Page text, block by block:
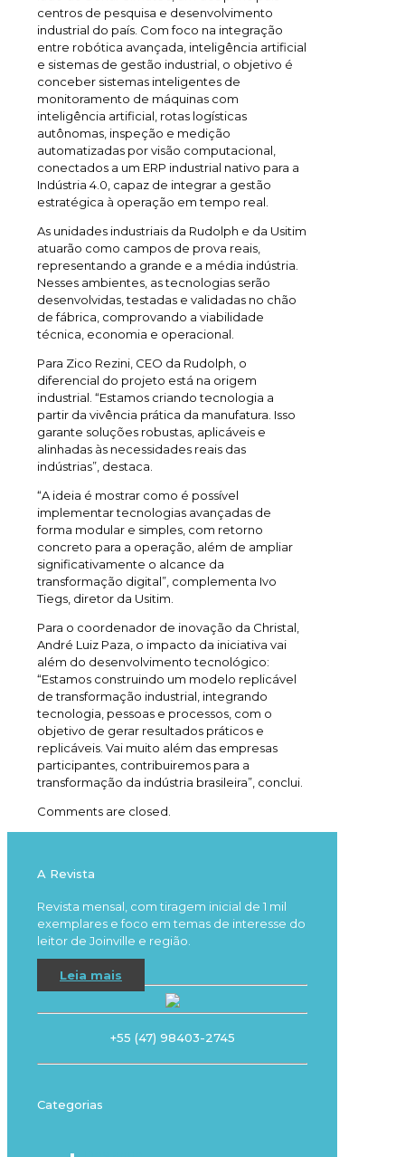
centros de pesquisa e desenvolvimento
industrial do país. Com foco na integração
entre robótica avançada, inteligência artificial
e sistemas de gestão industrial, o objetivo é
conceber sistemas inteligentes de
monitoramento de máquinas com
inteligência artificial, rotas logísticas
autônomas, inspeção e medição
automatizadas por visão computacional,
conectados a um ERP industrial nativo para a
Indústria 4.0, capaz de integrar a gestão
estratégica à operação em tempo real.
As unidades industriais da Rudolph e da Usitim
atuarão como campos de prova reais,
representando a grande e a média indústria.
Nesses ambientes, as tecnologias serão
desenvolvidas, testadas e validadas no chão
de fábrica, comprovando a viabilidade
técnica, economia e operacional.
Para Zico Rezini, CEO da Rudolph, o
diferencial do projeto está na origem
industrial. “Estamos criando tecnologia a
partir da vivência prática da manufatura. Isso
garante soluções robustas, aplicáveis e
alinhadas às necessidades reais das
indústrias”, destaca.
“A ideia é mostrar como é possível
implementar tecnologias avançadas de
forma modular e simples, com retorno
concreto para a operação, além de ampliar
significativamente o alcance da
transformação digital”, complementa Ivo
Tiegs, diretor da Usitim.
Para o coordenador de inovação da Christal,
André Luiz Paza, o impacto da iniciativa vai
além do desenvolvimento tecnológico:
“Estamos construindo um modelo replicável
de transformação industrial, integrando
tecnologia, pessoas e processos, com o
objetivo de gerar resultados práticos e
replicáveis. Vai muito além das empresas
participantes, contribuiremos para a
transformação da indústria brasileira”, conclui.
Comments are closed.
A Revista
Revista mensal, com tiragem inicial de 1 mil
exemplares e foco em temas de interesse do
leitor de Joinville e região.
Leia mais
+55 (47) 98403-2745
Categorias